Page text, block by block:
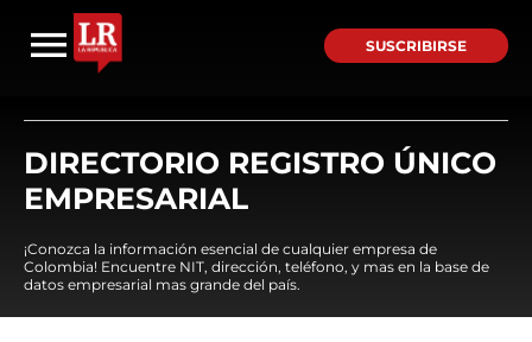
SUSCRIBIRSE
DIRECTORIO REGISTRO ÚNICO
EMPRESARIAL
¡Conozca la información esencial de cualquier empresa de
Colombia! Encuentre NIT, dirección, teléfono, y mas en la base de
datos empresarial mas grande del país.